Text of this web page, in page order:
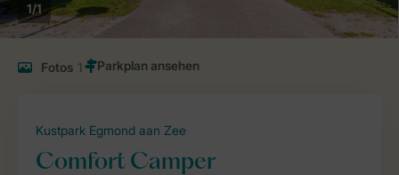
1/1
Fotos 1
Kustpark Egmond aan Zee
Comfort Camper